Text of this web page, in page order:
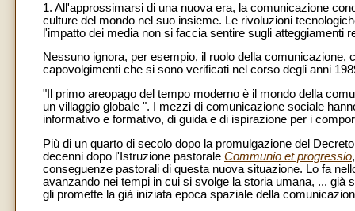
1. All'approssimarsi di una nuova era, la comunicazione
culture del mondo nel suo insieme. Le rivoluzioni
l'impatto dei media non si faccia sentire sugli atteggiamenti
Nessuno ignora, per esempio, il ruolo della comunicazione,
capovolgimenti che si sono verificati nel corso degli anni
"Il primo areopago del tempo moderno è il mondo della
un villaggio globale ". I mezzi di comunicazione sociale
informativo e formativo, di guida e di ispirazione per i
Più di un quarto di secolo dopo la promulgazione del
decenni dopo l'Istruzione pastorale Communio et progressio
conseguenze pastorali di questa nuova situazione. Lo fa
avanzando nei tempi in cui si svolge la storia umana, ...
gli promette la già iniziata epoca spaziale della